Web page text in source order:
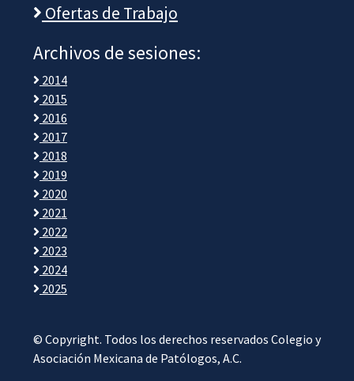
Ofertas de Trabajo
Archivos de sesiones:
2014
2015
2016
2017
2018
2019
2020
2021
2022
2023
2024
2025
© Copyright. Todos los derechos reservados Colegio y
Asociación Mexicana de Patólogos, A.C.